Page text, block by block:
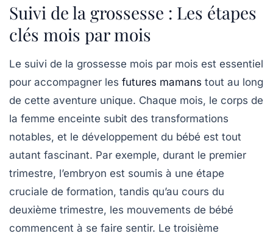
Suivi de la grossesse : Les étapes
clés mois par mois
Le suivi de la grossesse mois par mois est essentiel
pour accompagner les futures mamans tout au long
de cette aventure unique. Chaque mois, le corps de
la femme enceinte subit des transformations
notables, et le développement du bébé est tout
autant fascinant. Par exemple, durant le premier
trimestre, l’embryon est soumis à une étape
cruciale de formation, tandis qu’au cours du
deuxième trimestre, les mouvements de bébé
commencent à se faire sentir. Le troisième